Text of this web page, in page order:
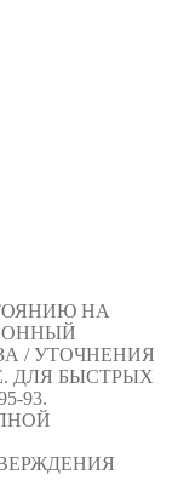
НА
/ УТОЧНЕНИЯ
ДЛЯ БЫСТРЫХ
93.